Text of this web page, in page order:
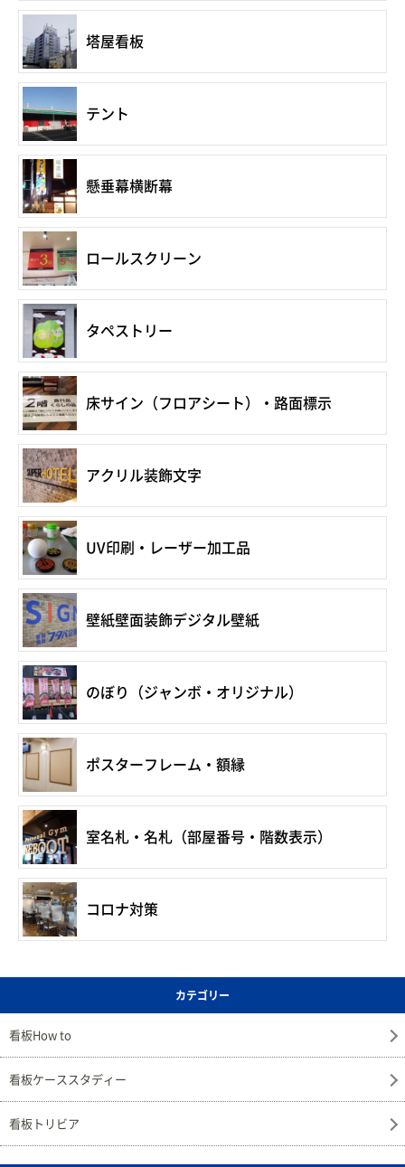
塔屋看板
テント
懸垂幕横断幕
ロールスクリーン
タペストリー
床サイン（フロアシート）・路面標示
アクリル装飾文字
UV印刷・レーザー加工品
壁紙壁面装飾デジタル壁紙
のぼり（ジャンボ・オリジナル）
ポスターフレーム・額縁
室名札・名札（部屋番号・階数表示）
コロナ対策
カテゴリー
看板How to
看板ケーススタディー
看板トリビア